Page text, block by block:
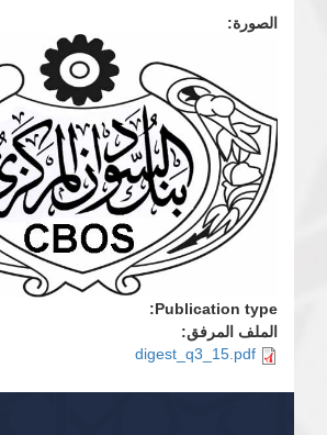
الصورة:
Publication type:
الملف المرفق:
digest_q3_15.pdf